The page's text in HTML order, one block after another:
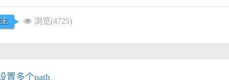
浏览(4725)
置多个path